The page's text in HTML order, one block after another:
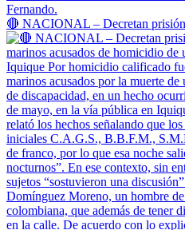
🔴 NACIONAL – Decretan